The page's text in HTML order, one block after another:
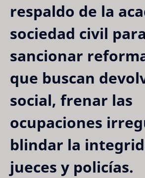
respaldo de la
sociedad civil para
sancionar
que buscan
social, frenar las
ocupaciones
blindar la
jueces y policías.